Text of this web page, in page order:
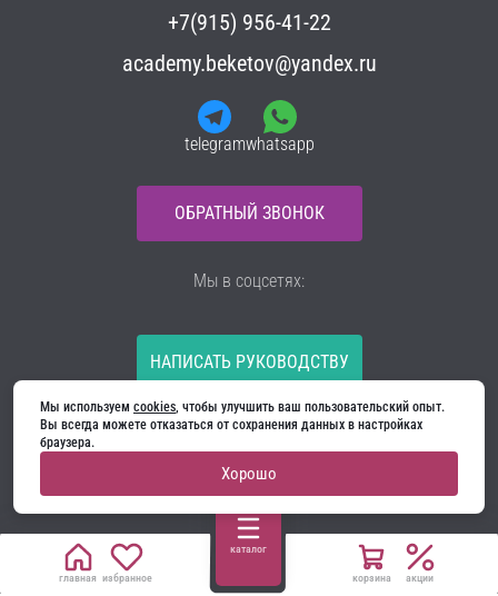
главная избранное
каталог
корзина акции
+7(915) 956-41-22
academy.beketov@yandex.ru
telegramwhatsapp
ОБРАТНЫЙ ЗВОНОК
НАПИСАТЬ РУКОВОДСТВУ
Все материалы на сайте принадлежат компании
ООО «Ягуар-М» — входные и межкомнатные двери
Политика конфиденциальности
Договор оферты
Cookie
Мы в соцсетях:
Мы используем cookies, чтобы улучшить ваш пользовательский опыт.
Вы всегда можете отказаться от сохранения данных в настройках
браузера.
Хорошо